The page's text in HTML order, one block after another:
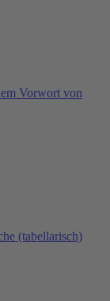
Vorwort von
(tabellarisch)